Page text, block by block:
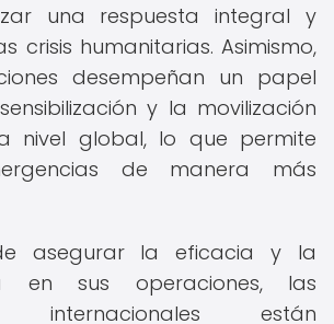
una respuesta integral y
crisis humanitarias. Asimismo,
desempeñan un papel
y la movilización
nivel global, lo que permite
de manera más
asegurar la eficacia y la
en sus operaciones, las
internacionales están